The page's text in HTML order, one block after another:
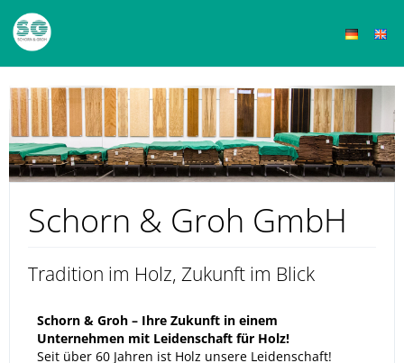
Schorn & Groh GmbH
Tradition im Holz, Zukunft im Blick
Schorn & Groh – Ihre Zukunft in einem
Unternehmen mit Leidenschaft für Holz!
Seit über 60 Jahren ist Holz unsere Leidenschaft!